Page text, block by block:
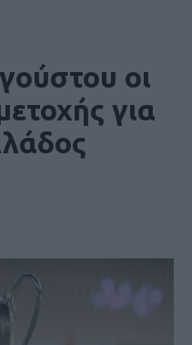
οι
για